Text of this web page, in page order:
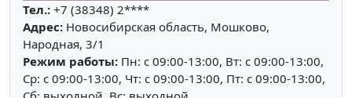
Тел.: +7 (38348) 2****
Адрес: Новосибирская область, Мошково,
Народная, 3/1
Режим работы: Пн: c 09:00-13:00, Вт: c 09:00-13:00,
Ср: c 09:00-13:00, Чт: c 09:00-13:00, Пт: c 09:00-13:00,